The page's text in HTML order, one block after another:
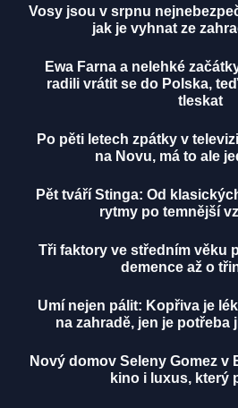
Vosy jsou v srpnu
jak je vyhnat ze
Ewa Farna a nelehké
radili vrátit se do Polska,
tleskat
Po pěti letech zpátky v
na Novu, má to ale
Pět tváří Stinga: Od
rytmy po temnější
Tři faktory ve středním věku
demence až o
Umí nejen pálit: Kopřiva je
na zahradě, jen je potřeba
Nový domov Seleny Gomez v
kino i luxus, který